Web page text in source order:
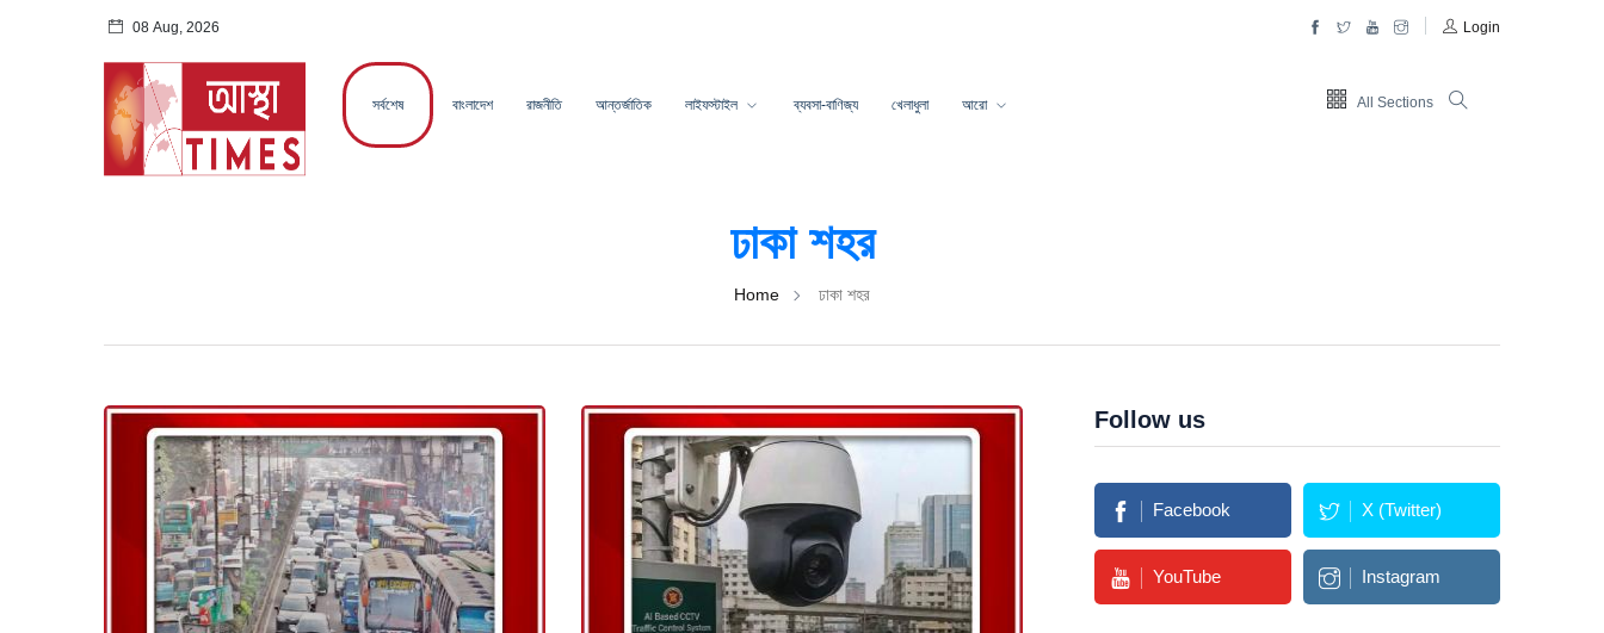
08 Aug, 2026 Login
সর্বশেষ বাংলাদেশ রাজনীতি আন্তর্জাতিক লাইফস্টাইল ব্যবসা-বাণিজ্য খেলাধুলা আরো All Sections
ঢাকা শহর
Home ঢাকা শহর
Follow us
Facebook X (Twitter)
YouTube Instagram